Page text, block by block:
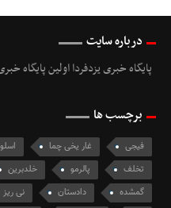
درباره سایت
پایگاه خبری یزدفردا اولین پایگاه
برچسب ها
فیجی غار یخی چما
تخلف
پالرمو خلدبرین
گمشده
دادستان نی ریز